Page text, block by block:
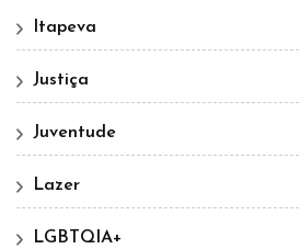
Itapeva
Justiça
Juventude
Lazer
LGBTQIA+